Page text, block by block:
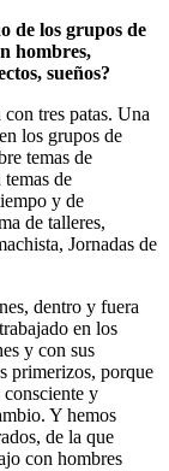
de los grupos de
hombres,
sueños?
tres patas. Una
los grupos de
temas de
de
y de
de talleres,
Jornadas de
dentro y fuera
en los
y con sus
primerizos, porque
consciente y
Y hemos
de la que
con hombres